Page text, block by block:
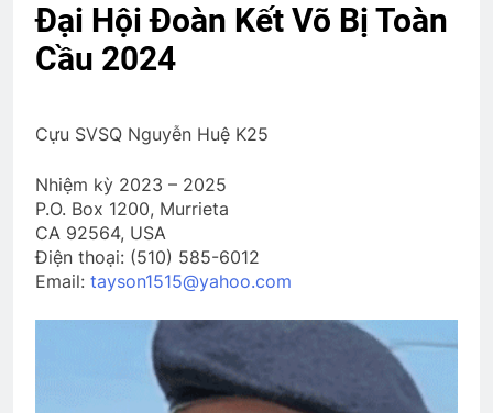
2 Years Ago
Tâm Sự Ngày Xuân
THỜI GIAN VÔ TẬN (Rabindranath
Tagore)
LÁ THƯ ĐÃ HIỂU (Rabindranath
Tagore)
Đại Hội Đoàn Kết Võ Bị Toàn
Cầu 2024
Cựu SVSQ Nguyễn Huệ K25
Nhiệm kỳ 2023 – 2025
P.O. Box 1200, Murrieta
CA 92564, USA
Điện thoại: (510) 585-6012
Email: tayson1515@yahoo.com